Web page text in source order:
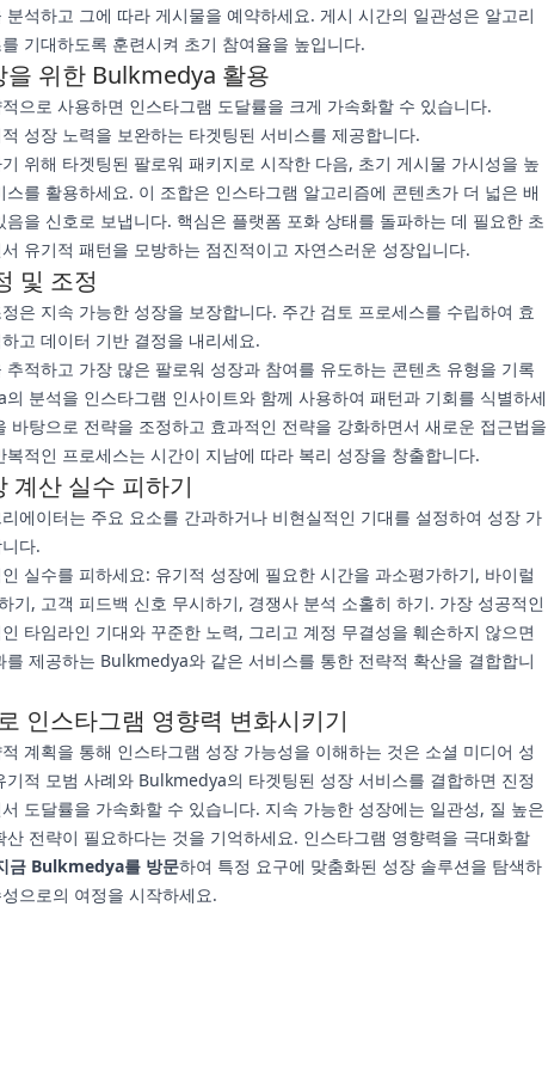
분석하고 그에 따라 게시물을 예약하세요. 게시 시간의 일관성은 알고리
기대하도록 훈련시켜 초기 참여율을 높입니다.
을 위한 Bulkmedya 활용
으로 사용하면 인스타그램 도달률을 크게 가속화할 수 있습니다.
성장 노력을 보완하는 타겟팅된 서비스를 제공합니다.
위해 타겟팅된 팔로워 패키지로 시작한 다음, 초기 게시물 가시성을 높
스를 활용하세요. 이 조합은 인스타그램 알고리즘에 콘텐츠가 더 넓은 배
음을 신호로 보냅니다. 핵심은 플랫폼 포화 상태를 돌파하는 데 필요한 초
유기적 패턴을 모방하는 점진적이고 자연스러운 성장입니다.
및 조정
은 지속 가능한 성장을 보장합니다. 주간 검토 프로세스를 수립하여 효
고 데이터 기반 결정을 내리세요.
추적하고 가장 많은 팔로워 성장과 참여를 유도하는 콘텐츠 유형을 기록
분석을 인스타그램 인사이트와 함께 사용하여 패턴과 기회를 식별하세
바탕으로 전략을 조정하고 효과적인 전략을 강화하면서 새로운 접근법을
적인 프로세스는 시간이 지남에 따라 복리 성장을 창출합니다.
계산 실수 피하기
에이터는 주요 요소를 간과하거나 비현실적인 기대를 설정하여 성장 가
다.
실수를 피하세요: 유기적 성장에 필요한 시간을 과소평가하기, 바이럴
기, 고객 피드백 신호 무시하기, 경쟁사 분석 소홀히 하기. 가장 성공적인
타임라인 기대와 꾸준한 노력, 그리고 계정 무결성을 훼손하지 않으면
를 제공하는 Bulkmedya와 같은 서비스를 통한 전략적 확산을 결합합니
인스타그램 영향력 변화시키기
계획을 통해 인스타그램 성장 가능성을 이해하는 것은 소셜 미디어 성
기적 모범 사례와 Bulkmedya의 타겟팅된 성장 서비스를 결합하면 진정
서 도달률을 가속화할 수 있습니다. 지속 가능한 성장에는 일관성, 질 높은
산 전략이 필요하다는 것을 기억하세요. 인스타그램 영향력을 극대화할
금 Bulkmedya를 방문하여 특정 요구에 맞춤화된 성장 솔루션을 탐색하
성으로의 여정을 시작하세요.